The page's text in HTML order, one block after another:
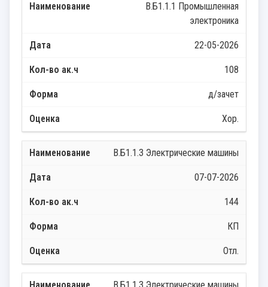
В.Б1.1.1 Промышленная
электроника
22-05-2026
108
д/зачет
Хор.
В.Б1.1.3 Электрические машины
07-07-2026
144
КП
Отл.